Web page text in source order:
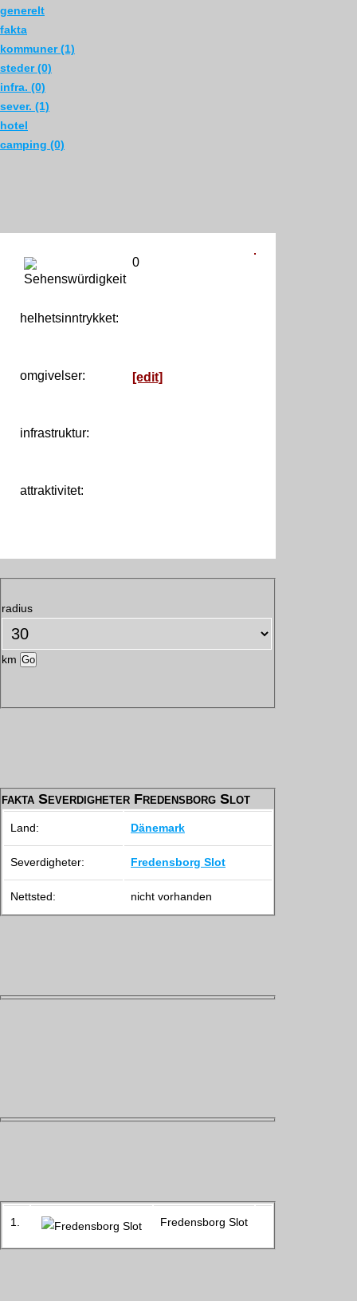
generelt
fakta
kommuner (1)
steder (0)
infra. (0)
sever. (1)
hotel
camping (0)
helhetsinntrykket:
omgivelser:
infrastruktur:
attraktivitet:
0
[edit]
km
fakta Severdigheter Fredensborg Slot
Land: Dänemark
Severdigheter: Fredensborg Slot
Nettsted: nicht vorhanden
1. Fredensborg Slot